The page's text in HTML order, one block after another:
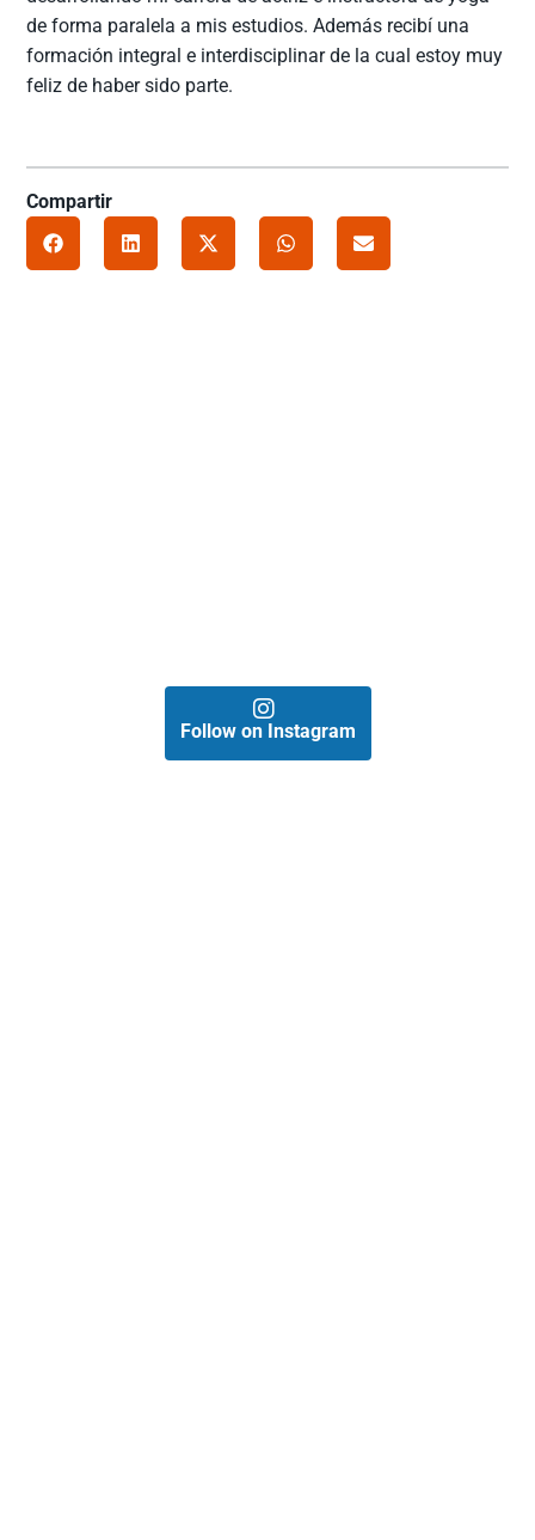
de forma paralela a mis estudios. Además recibí una
formación integral e interdisciplinar de la cual estoy muy
feliz de haber sido parte.
Compartir
Follow on Instagram